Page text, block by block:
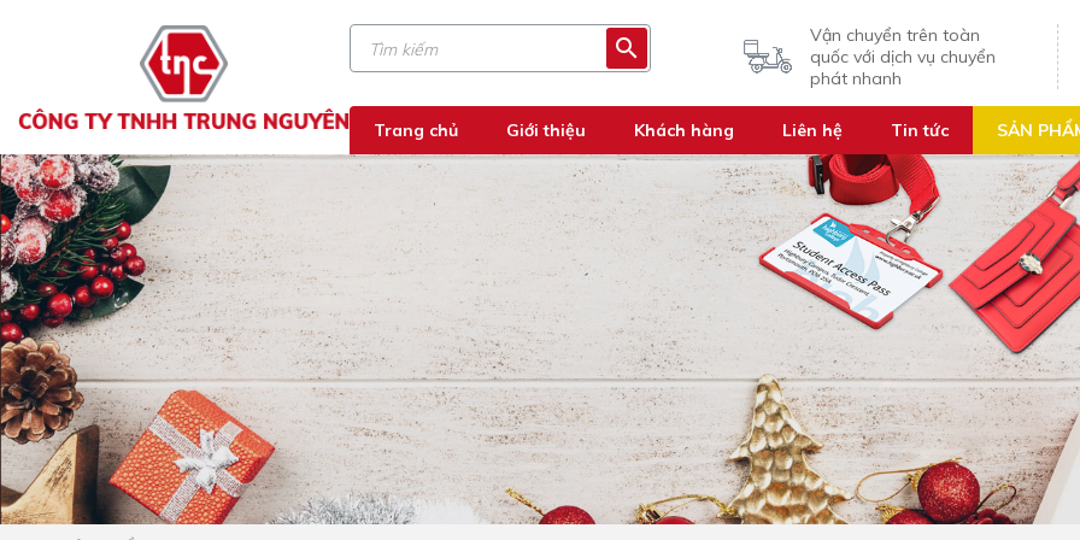
Vận chuyển trên toàn
quốc với dịch vụ chuyển
phát nhanh
Trang chủ Giới thiệu Khách hàng Liên hệ Tin tức SẢN